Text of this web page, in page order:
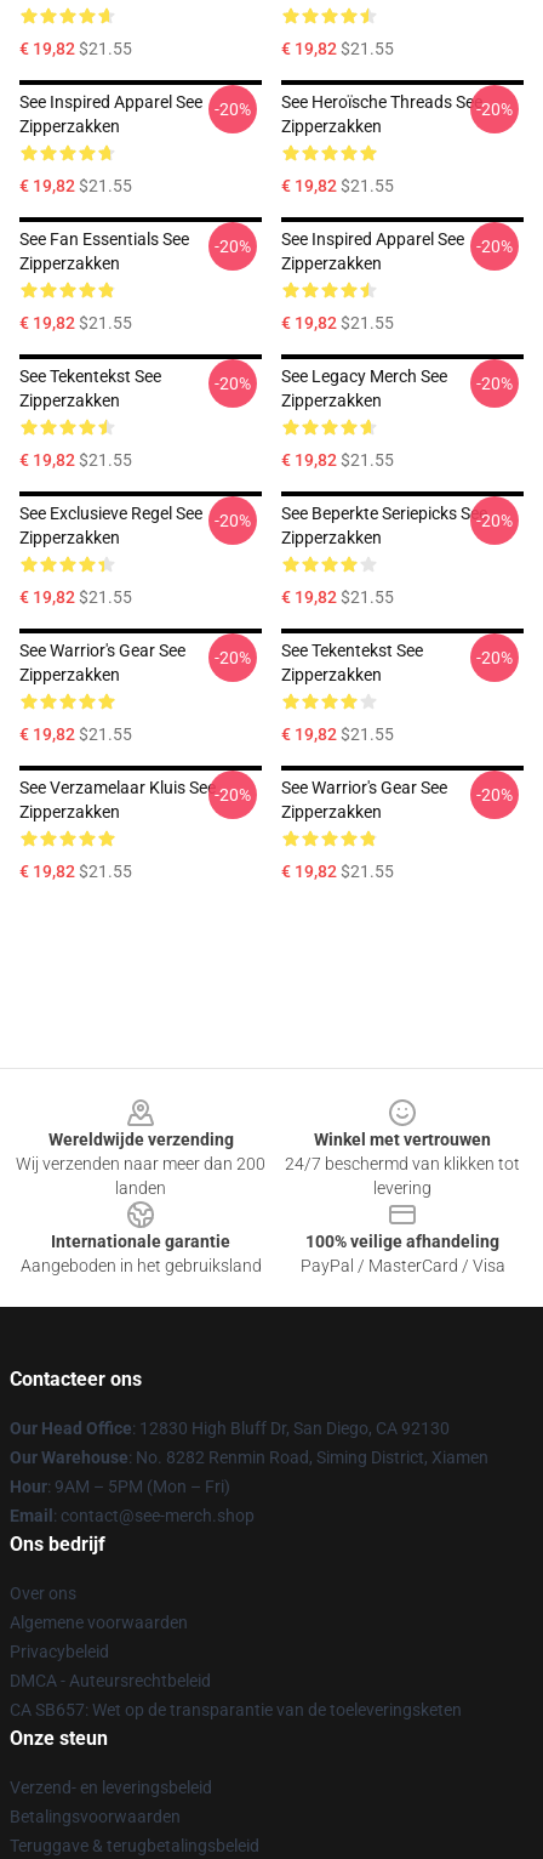
€ 19,82$21.55 € 19,82$21.55
See Inspired Apparel See
Zipperzakken
€ 19,82$21.55
-20%
See Heroïsche Threads See
Zipperzakken
€ 19,82$21.55
-20%
See Fan Essentials See
Zipperzakken
€ 19,82$21.55
-20%
See Inspired Apparel See
Zipperzakken
€ 19,82$21.55
-20%
See Tekentekst See
Zipperzakken
€ 19,82$21.55
-20%
See Legacy Merch See
Zipperzakken
€ 19,82$21.55
-20%
See Exclusieve Regel See
Zipperzakken
€ 19,82$21.55
-20%
See Beperkte Seriepicks See
Zipperzakken
€ 19,82$21.55
-20%
See Warrior's Gear See
Zipperzakken
€ 19,82$21.55
-20%
See Tekentekst See
Zipperzakken
€ 19,82$21.55
-20%
See Verzamelaar Kluis See
Zipperzakken
€ 19,82$21.55
-20%
See Warrior's Gear See
Zipperzakken
€ 19,82$21.55
-20%
Wereldwijde verzending
Wij verzenden naar meer dan 200
landen
Winkel met vertrouwen
24/7 beschermd van klikken tot
levering
Internationale garantie
Aangeboden in het gebruiksland
100% veilige afhandeling
PayPal / MasterCard / Visa
Contacteer ons
Our Head Office: 12830 High Bluff Dr, San Diego, CA 92130
Our Warehouse: No. 8282 Renmin Road, Siming District, Xiamen
Hour: 9AM – 5PM (Mon – Fri)
Email : contact@see-merch.shop
Ons bedrijf
Over ons
Algemene voorwaarden
Privacybeleid
DMCA - Auteursrechtbeleid
CA SB657: Wet op de transparantie van de toeleveringsketen
Onze steun
Verzend- en leveringsbeleid
Betalingsvoorwaarden
Teruggave & terugbetalingsbeleid